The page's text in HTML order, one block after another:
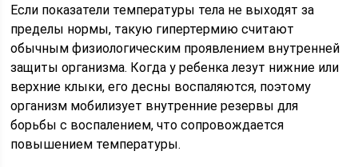
Если показатели температуры тела не выходят за
пределы нормы, такую гипертермию считают
обычным физиологическим проявлением внутренней
защиты организма. Когда у ребенка лезут нижние или
верхние клыки, его десны воспаляются, поэтому
организм мобилизует внутренние резервы для
борьбы с воспалением, что сопровождается
повышением температуры.